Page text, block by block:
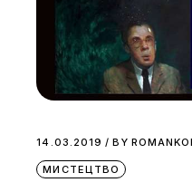
14.03.2019 BY
МИСТЕЦТВО